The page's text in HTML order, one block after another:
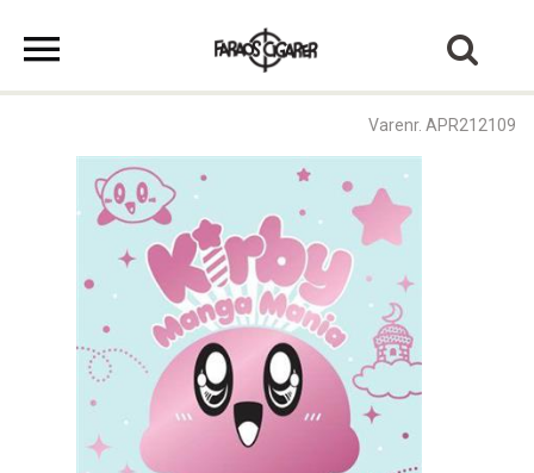
Varenr. APR212109